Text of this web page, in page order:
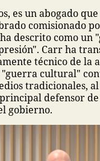
es un abogado que
comisionado
descrito como un
Carr ha
técnico de la
cultural"
tradicionales,
defensor
gobierno.